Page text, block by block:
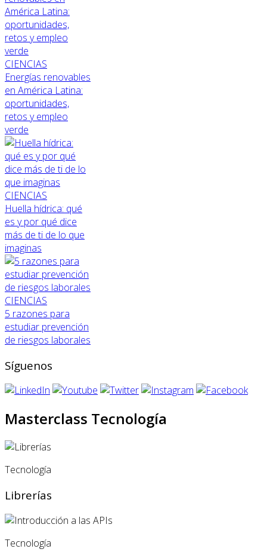
CIENCIAS
Energías renovables
en América Latina:
oportunidades,
retos y empleo
verde
CIENCIAS
Huella hídrica: qué
es y por qué dice
más de ti de lo que
imaginas
CIENCIAS
5 razones para
estudiar prevención
de riesgos laborales
Síguenos
Masterclass Tecnología
Tecnología
Librerías
Tecnología